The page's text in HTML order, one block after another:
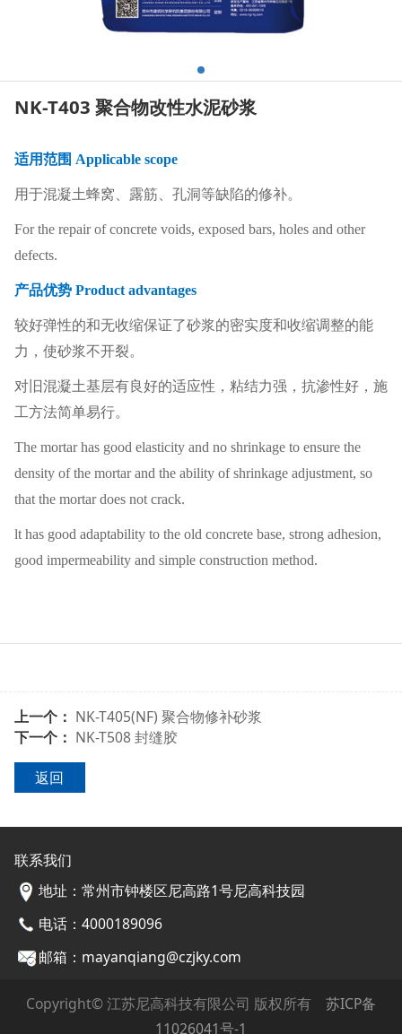
NK-T403 聚合物改性水泥砂浆
适用范围 Applicable scope
用于混凝土蜂窝、露筋、孔洞等缺陷的修补。
For the repair of concrete voids, exposed bars, holes and other
defects.
产品优势 Product advantages
较好弹性的和无收缩保证了砂浆的密实度和收缩调整的能
力，使砂浆不开裂。
对旧混凝土基层有良好的适应性，粘结力强，抗渗性好，施
工方法简单易行。
The mortar has good elasticity and no shrinkage to ensure the
density of the mortar and the ability of shrinkage adjustment, so
that the mortar does not crack.
lt has good adaptability to the old concrete base, strong adhesion,
good impermeability and simple construction method.
上一个： NK-T405(NF) 聚合物修补砂浆
下一个： NK-T508 封缝胶
返回
联系我们
地址：常州市钟楼区尼高路1号尼高科技园
电话：4000189096
邮箱：mayanqiang@czjky.com
Copyright© 江苏尼高科技有限公司 版权所有 苏ICP备
11026041号-1